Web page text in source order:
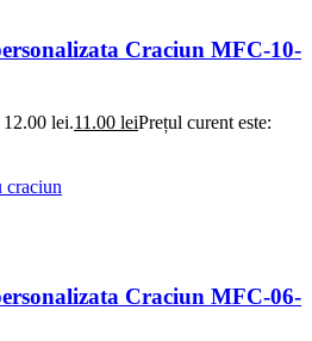
Craciun MFC-10-
lei.11.00 leiPrețul curent este:
Craciun MFC-06-